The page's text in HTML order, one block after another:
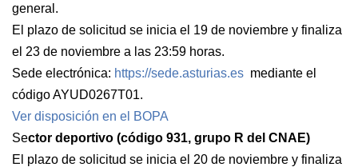
general.
El plazo de solicitud se inicia el 19 de noviembre y finaliza
el 23 de noviembre a las 23:59 horas.
Sede electrónica: https://sede.asturias.es mediante el
código AYUD0267T01.
Ver disposición en el BOPA
Sector deportivo (código 931, grupo R del CNAE)
El plazo de solicitud se inicia el 20 de noviembre y finaliza